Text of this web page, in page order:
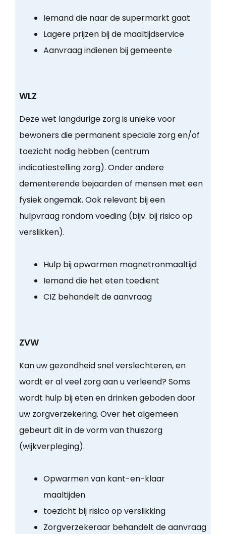
Iemand die naar de supermarkt gaat
Lagere prijzen bij de maaltijdservice
Aanvraag indienen bij gemeente
WLZ
Deze wet langdurige zorg is unieke voor
bewoners die permanent speciale zorg en/of
toezicht nodig hebben (centrum
indicatiestelling zorg). Onder andere
dementerende bejaarden of mensen met een
fysiek ongemak. Ook relevant bij een
hulpvraag rondom voeding (bijv. bij risico op
verslikken).
Hulp bij opwarmen magnetronmaaltijd
Iemand die het eten toedient
CIZ behandelt de aanvraag
ZVW
Kan uw gezondheid snel verslechteren, en
wordt er al veel zorg aan u verleend? Soms
wordt hulp bij eten en drinken geboden door
uw zorgverzekering. Over het algemeen
gebeurt dit in de vorm van thuiszorg
(wijkverpleging).
Opwarmen van kant-en-klaar
maaltijden
toezicht bij risico op verslikking
Zorgverzekeraar behandelt de aanvraag